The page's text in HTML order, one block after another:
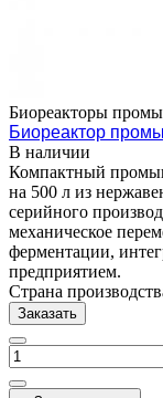
Биореакторы
Биореактор
В наличии
Компактный
на 500 л из
серийного
механическое
ферментации,
предприятием.
Страна
Заказать